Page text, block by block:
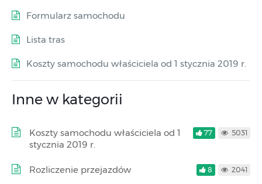
Formularz samochodu
Lista tras
Koszty samochodu właściciela od 1 stycznia 2019 r.
Inne w kategorii
Koszty samochodu właściciela od 1
stycznia 2019 r.
77 5031
Rozliczenie przejazdów 8 2041